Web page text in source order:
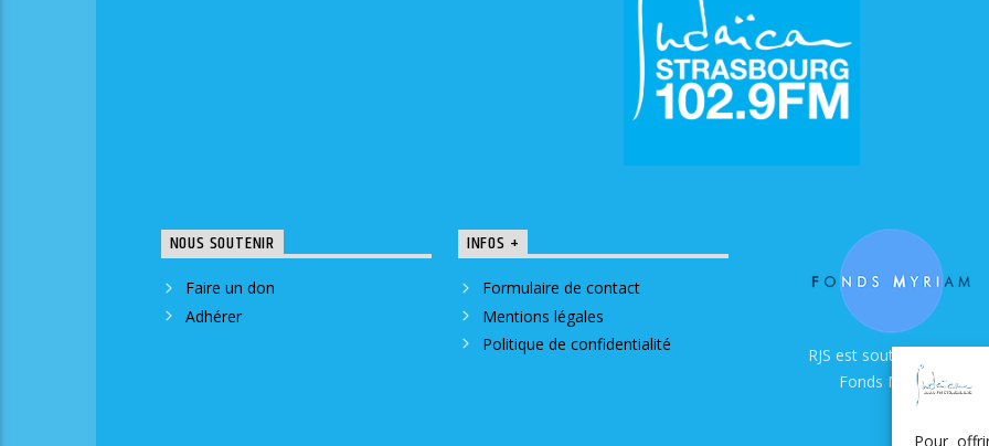
Pour
NOUS SOUTENIR
Faire un don
Adhérer
INFOS +
Formulaire de contact
Mentions légales
Politique de confidentialité
RJS est soutenue par le
Fonds Myriam